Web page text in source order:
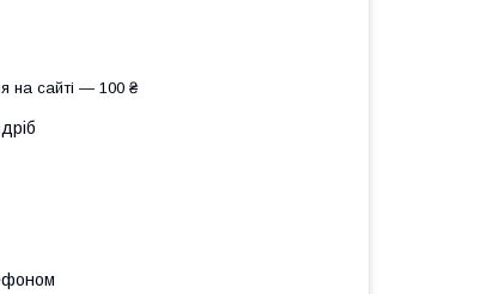
на сайті — 100 ₴